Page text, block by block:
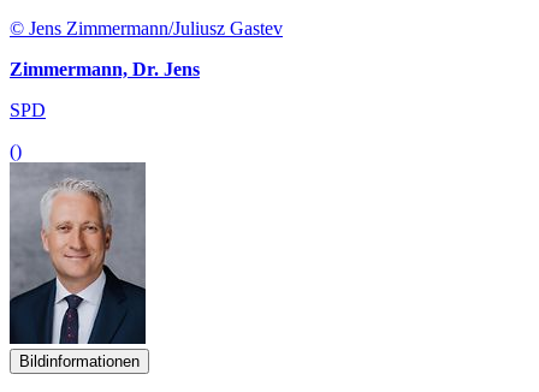
© Jens Zimmermann/Juliusz Gastev
Zimmermann, Dr. Jens
SPD
()
Bildinformationen